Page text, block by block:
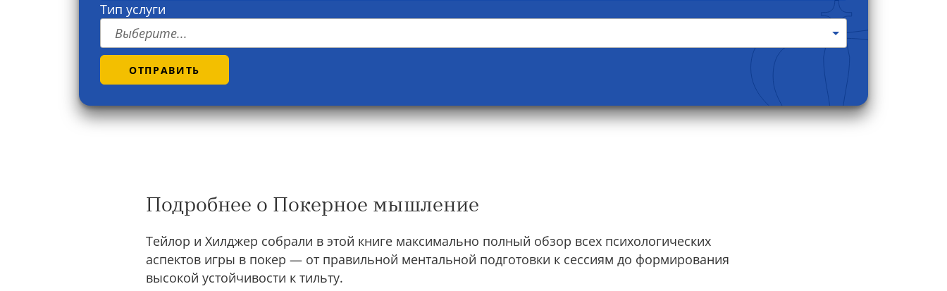
Тип услуги
Выберите...
ОТПРАВИТЬ
Подробнее о Покерное мышление
Тейлор и Хилджер собрали в этой книге максимально полный обзор всех психологических
аспектов игры в покер — от правильной ментальной подготовки к сессиям до формирования
высокой устойчивости к тильту.